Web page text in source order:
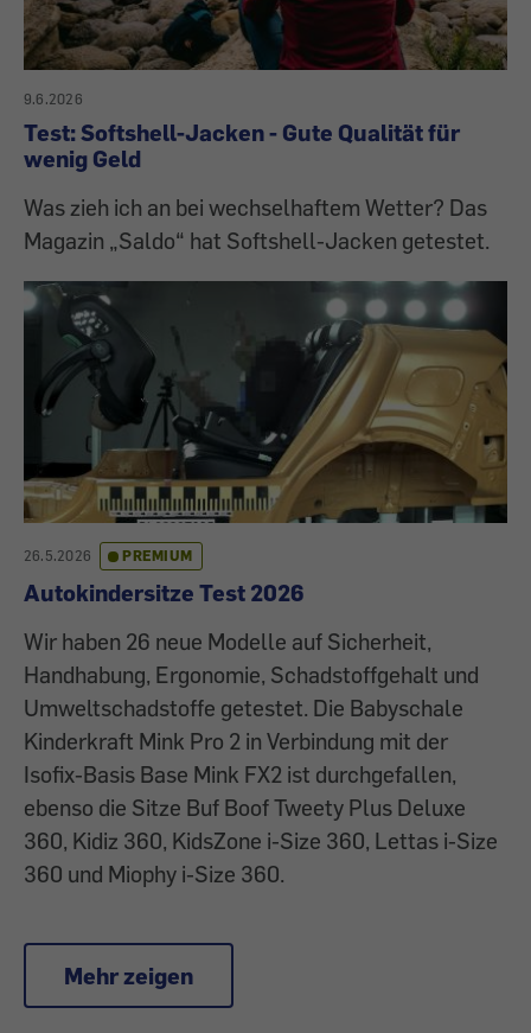
9.6.2026
Test: Softshell-Jacken - Gute Qualität für
wenig Geld
Was zieh ich an bei wechselhaftem Wetter? Das
Magazin „Saldo“ hat Softshell-Jacken getestet.
26.5.2026 PREMIUM
Autokindersitze Test 2026
Wir haben 26 neue Modelle auf Sicherheit,
Handhabung, Ergonomie, Schadstoffgehalt und
Umweltschadstoffe getestet. Die Babyschale
Kinderkraft Mink Pro 2 in Verbindung mit der
Isofix-Basis Base Mink FX2 ist durchgefallen,
ebenso die Sitze Buf Boof Tweety Plus Deluxe
360, Kidiz 360, KidsZone i-Size 360, Lettas i-Size
360 und Miophy i-Size 360.
Mehr zeigen